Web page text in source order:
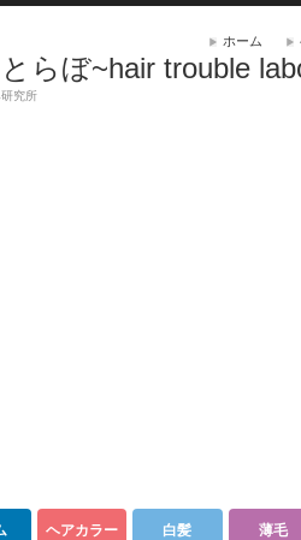
らぼ~hair trouble
究所
ホーム
ヘアカラー 白髪 薄毛